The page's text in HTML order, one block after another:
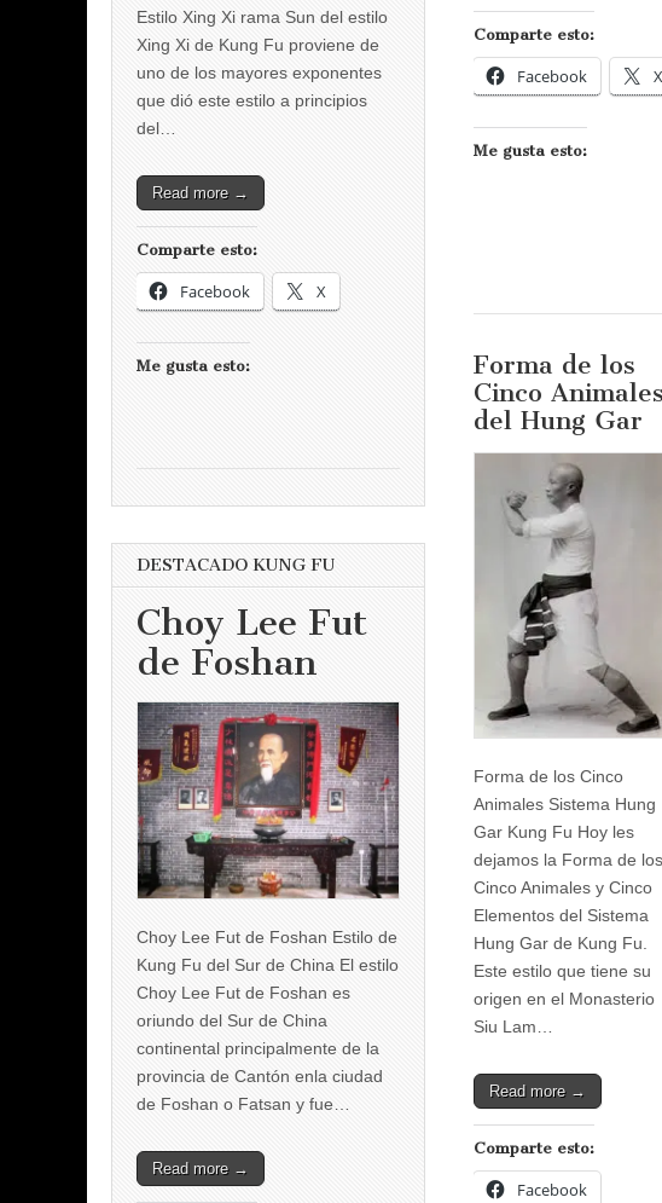
Comparte esto:
Facebook X
Me gusta esto:
Forma de los
Cinco Animales
del Hung Gar
Forma de los Cinco
Animales Sistema Hung
Gar Kung Fu Hoy les
dejamos la Forma de los
Cinco Animales y Cinco
Elementos del Sistema
Hung Gar de Kung Fu.
Este estilo que tiene su
origen en el Monasterio
Siu Lam…
Read more →
Comparte esto:
Facebook
Estilo Xing Xi rama Sun del estilo
Xing Xi de Kung Fu proviene de
uno de los mayores exponentes
que dió este estilo a principios
del…
Read more →
Comparte esto:
Facebook X
Me gusta esto:
DESTACADO KUNG FU
Choy Lee Fut
de Foshan
Choy Lee Fut de Foshan Estilo de
Kung Fu del Sur de China El estilo
Choy Lee Fut de Foshan es
oriundo del Sur de China
continental principalmente de la
provincia de Cantón enla ciudad
de Foshan o Fatsan y fue…
Read more →